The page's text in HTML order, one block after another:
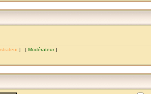
] [ Modérateur]